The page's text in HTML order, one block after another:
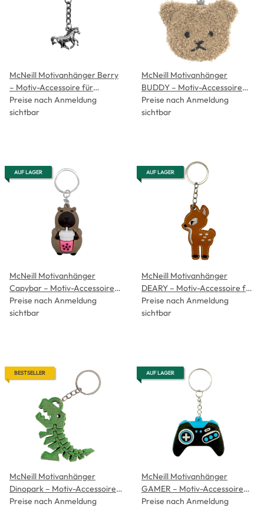
McNeill Motivanhänger Berry
– Motiv-Accessoire für
Schulranzen, Etui &
Sportbeutel
Preise nach Anmeldung
sichtbar
McNeill Motivanhänger
BUDDY – Motiv-Accessoire
für Schulranzen, Etui &
Sportbeutel
Preise nach Anmeldung
sichtbar
AUF LAGER
McNeill Motivanhänger
Capybar – Motiv-Accessoire
für Schulranzen, Etui &
Sportbeutel
Preise nach Anmeldung
sichtbar
AUF LAGER
McNeill Motivanhänger
DEARY – Motiv-Accessoire für
Schulranzen, Etui &
Sportbeutel
Preise nach Anmeldung
sichtbar
BESTSELLER
McNeill Motivanhänger
Dinopark – Motiv-Accessoire
für Schulranzen, Etui &
Preise nach Anmeldung
AUF LAGER
McNeill Motivanhänger
GAMER – Motiv-Accessoire
für Schulranzen, Etui &
Preise nach Anmeldung